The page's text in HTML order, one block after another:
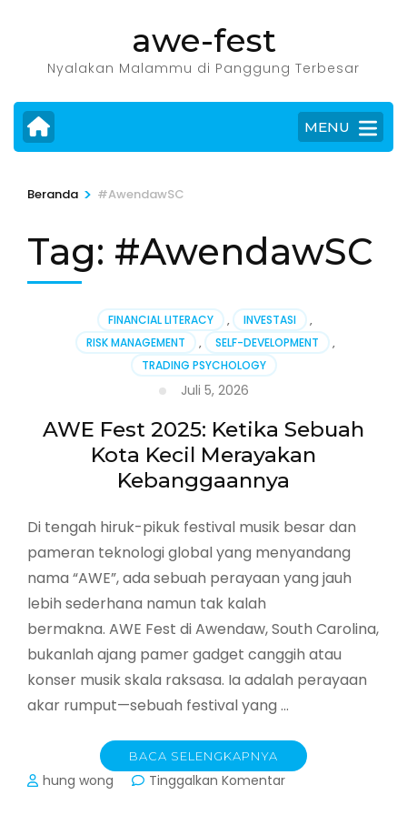
konten
Enter)
awe-fest
Nyalakan Malammu di Panggung Terbesar
MENU
Beranda > #AwendawSC
Tag: #AwendawSC
FINANCIAL LITERACY , INVESTASI
,
RISK MANAGEMENT
, SELF-DEVELOPMENT
,
TRADING PSYCHOLOGY
Juli 5, 2026
AWE Fest 2025: Ketika Sebuah
Kota Kecil Merayakan
Kebanggaannya
Di tengah hiruk-pikuk festival musik besar dan
pameran teknologi global yang menyandang
nama “AWE”, ada sebuah perayaan yang jauh
lebih sederhana namun tak kalah
bermakna. AWE Fest di Awendaw, South Carolina,
bukanlah ajang pamer gadget canggih atau
konser musik skala raksasa. Ia adalah perayaan
akar rumput—sebuah festival yang …
BACA SELENGKAPNYA
hung wong Tinggalkan Komentarpada